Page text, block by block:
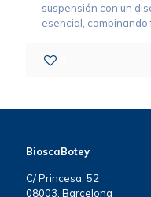
suspensión con un
esencial, combinando
BioscaBotey
C/ Princesa, 52
08003, Barcelona